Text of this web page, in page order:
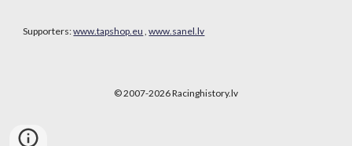
Supporters:www.tapshop.eu ,www.sanel.lv
© 2007-2026Racinghistory.lv